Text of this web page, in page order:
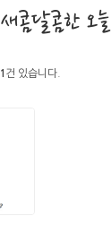
새콤달콤한 오늘
1 건 있습니다.